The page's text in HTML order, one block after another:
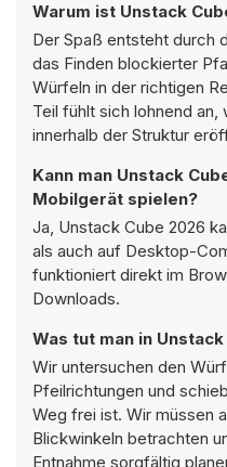
Warum ist Unstack
Der Spaß entsteht durch
das Finden blockierter
Würfeln in der richtigen
Teil fühlt sich lohnend an,
innerhalb der Struktur
Kann man Unstack
Mobilgerät spielen?
Ja, Unstack Cube 2026
als auch auf Desktop-
funktioniert direkt im
Downloads.
Was tut man in
Wir untersuchen den
Pfeilrichtungen und
Weg frei ist. Wir müssen
Blickwinkeln betrachten
Entnahme sorgfältig